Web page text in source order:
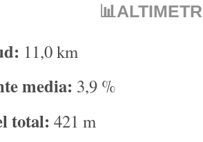
📊
11,0 km
media: 3,9 %
total: 421 m